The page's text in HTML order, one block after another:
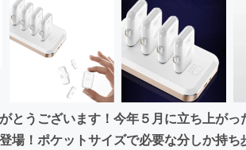
とうございます！今年５月に立ち上が
場！ポケットサイズで必要な分しか持